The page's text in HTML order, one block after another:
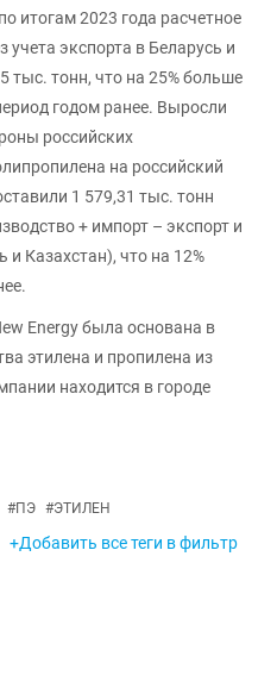
итогам 2023 года расчетное
учета экспорта в Беларусь и
тыс. тонн, что на 25% больше
годом ранее. Выросли
российских
на российский
1 579,31 тыс. тонн
+ импорт – экспорт и
и Казахстан), что на 12%
Energy была основана в
этилена и пропилена из
находится в городе
#ПЭ #ЭТИЛЕН
+Добавить все теги в фильтр